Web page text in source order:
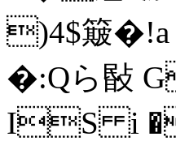
)4$簸�!a
�:Qら敯 G
IS i